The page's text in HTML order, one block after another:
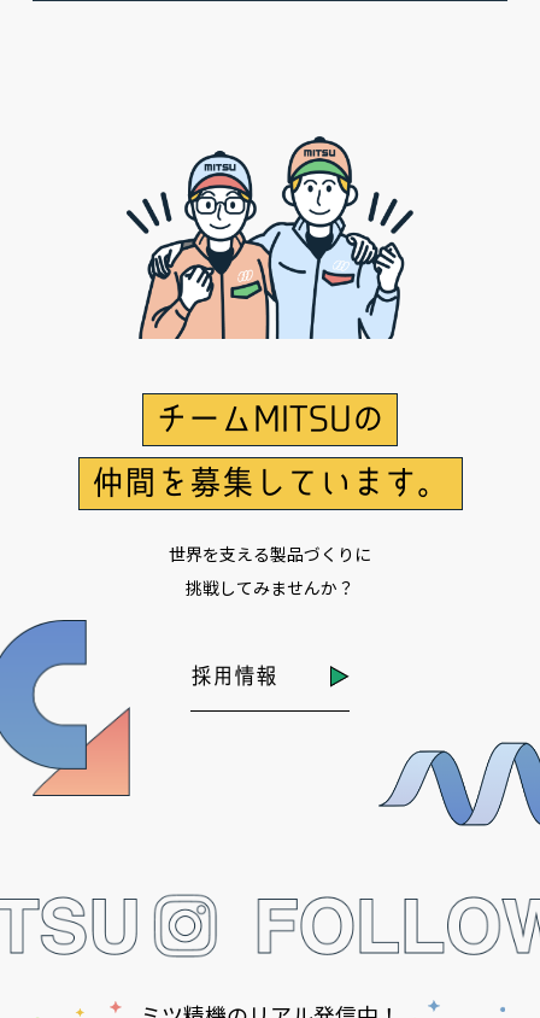
チームMITSUの
仲間を募集しています。
世界を支える製品づくりに
挑戦してみませんか？
採用情報